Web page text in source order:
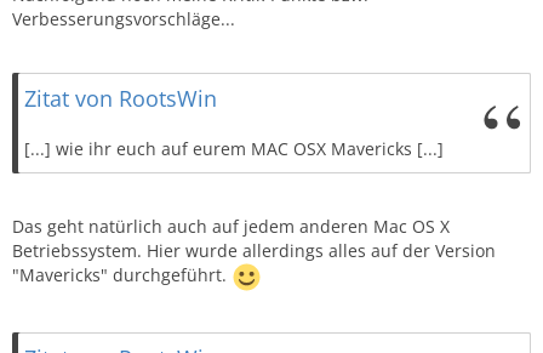
Verbesserungsvorschläge...
Zitat von RootsWin
[...] wie ihr euch auf eurem MAC OSX Mavericks [...]
Das geht natürlich auch auf jedem anderen Mac OS X
Betriebssystem. Hier wurde allerdings alles auf der Version
"Mavericks" durchgeführt.